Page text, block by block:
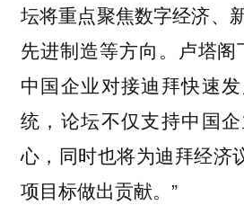
坛将重点聚焦数字经济、
先进制造等方向。卢塔阁
中国企业对接迪拜快速
统，论坛不仅支持中国
心，同时也将为迪拜经济
项目标做出贡献。”